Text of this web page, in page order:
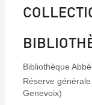
Bibliothèque
Réserve
Genevoix)